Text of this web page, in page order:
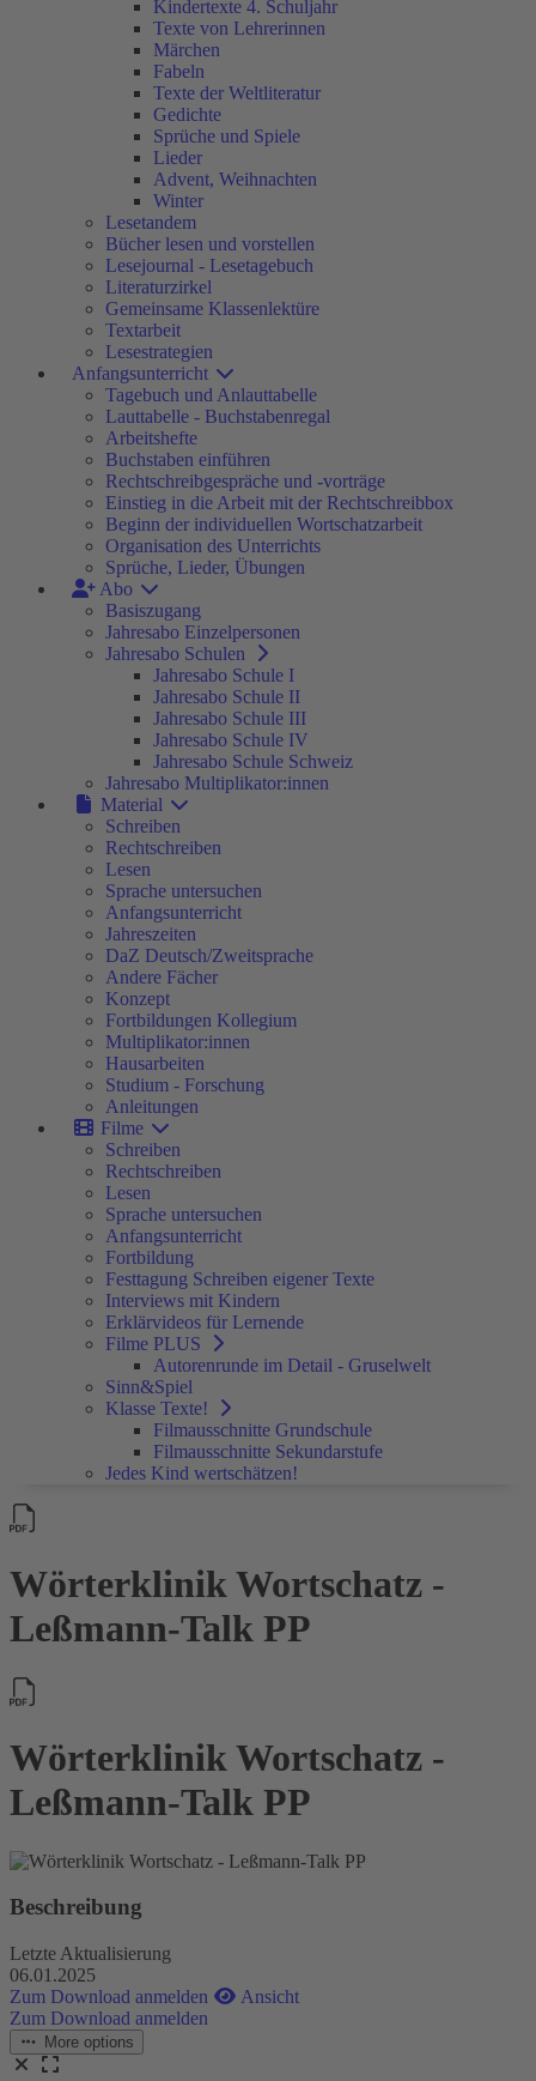
Kindertexte 4. Schuljahr
Texte von Lehrerinnen
Märchen
Fabeln
Texte der Weltliteratur
Gedichte
Sprüche und Spiele
Lieder
Advent, Weihnachten
Winter
Lesetandem
Bücher lesen und vorstellen
Lesejournal - Lesetagebuch
Literaturzirkel
Gemeinsame Klassenlektüre
Textarbeit
Lesestrategien
Anfangsunterricht
Tagebuch und Anlauttabelle
Lauttabelle - Buchstabenregal
Arbeitshefte
Buchstaben einführen
Rechtschreibgespräche und -vorträge
Einstieg in die Arbeit mit der Rechtschreibbox
Beginn der individuellen Wortschatzarbeit
Organisation des Unterrichts
Sprüche, Lieder, Übungen
Abo
Basiszugang
Jahresabo Einzelpersonen
Jahresabo Schulen
Jahresabo Schule I
Jahresabo Schule II
Jahresabo Schule III
Jahresabo Schule IV
Jahresabo Schule Schweiz
Jahresabo Multiplikator:innen
Material
Schreiben
Rechtschreiben
Lesen
Sprache untersuchen
Anfangsunterricht
Jahreszeiten
DaZ Deutsch/Zweitsprache
Andere Fächer
Konzept
Fortbildungen Kollegium
Multiplikator:innen
Hausarbeiten
Studium - Forschung
Anleitungen
Filme
Schreiben
Rechtschreiben
Lesen
Sprache untersuchen
Anfangsunterricht
Fortbildung
Festtagung Schreiben eigener Texte
Interviews mit Kindern
Erklärvideos für Lernende
Filme PLUS
Autorenrunde im Detail - Gruselwelt
Sinn&Spiel
Klasse Texte!
Filmausschnitte Grundschule
Filmausschnitte Sekundarstufe
Jedes Kind wertschätzen!
Wörterklinik Wortschatz -
Leßmann-Talk PP
Wörterklinik Wortschatz -
Leßmann-Talk PP
Beschreibung
Letzte Aktualisierung
06.01.2025
Zum Download anmelden
Ansicht
Zum Download anmelden
More options